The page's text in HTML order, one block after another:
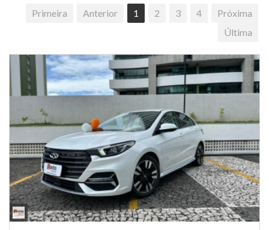
Primeira Anterior 1 2 3 4
Próxima
Última